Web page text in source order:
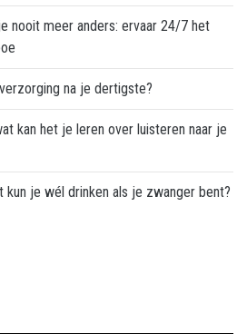
nooit meer anders: ervaar 24/7 het
na je dertigste?
kan het je leren over luisteren naar je
kun je wél drinken als je zwanger bent?